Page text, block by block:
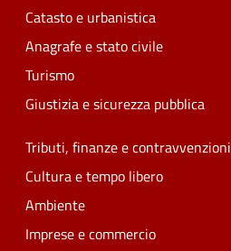
Catasto e urbanistica
Anagrafe e stato civile
Turismo
Giustizia e sicurezza pubblica
Tributi, finanze e contravvenzioni
Cultura e tempo libero
Ambiente
Imprese e commercio